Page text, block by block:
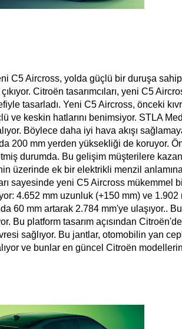
C5 Aircross, yolda güçlü bir duruşa
Citroën tasarımcıları, yeni C5
tasarladı. Yeni C5 Aircross, önceki
ve keskin hatlarını benimsiyor. STLA
Böylece daha iyi hava akışı
200 mm yerden yüksekliği de koruyor.
durumda. Bu gelişim müşterilere
üzerinde ek bir elektrikli menzil
sayesinde yeni C5 Aircross mükemmel
4.652 mm uzunluk (+150 mm) ve 1.902
60 mm artarak 2.784 mm'ye ulaşıyor.. Bu
Bu platform tasarım açısından
sağlıyor. Bu jantlar, otomobilin yan
ve bunlar en güncel Citroën